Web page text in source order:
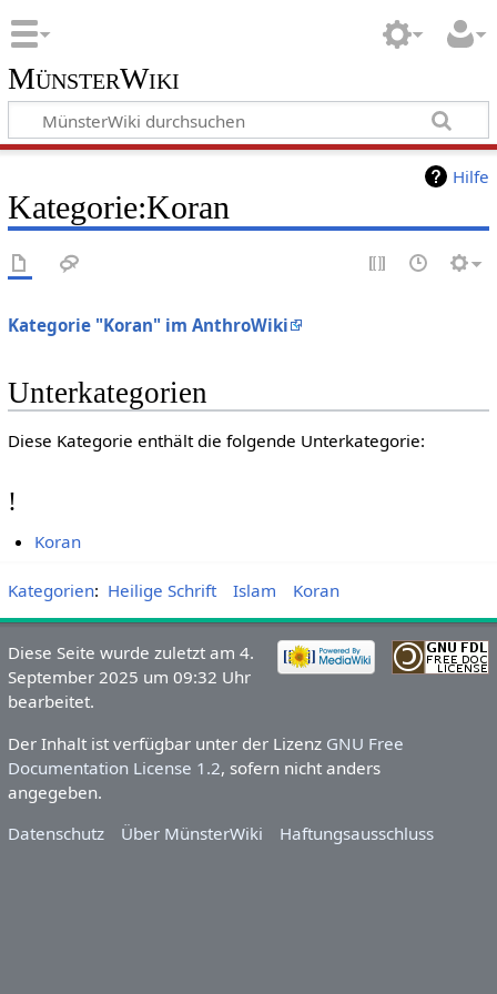
MünsterWiki
Hilfe
Kategorie:Koran
Kategorie "Koran" im AnthroWiki
Unterkategorien
Diese Kategorie enthält die folgende Unterkategorie:
!
Koran
Kategorien: Heilige Schrift Islam Koran
Diese Seite wurde zuletzt am 4.
September 2025 um 09:32 Uhr
bearbeitet.
Der Inhalt ist verfügbar unter der Lizenz GNU Free
Documentation License 1.2, sofern nicht anders
angegeben.
Datenschutz
Über MünsterWiki Haftungsausschluss